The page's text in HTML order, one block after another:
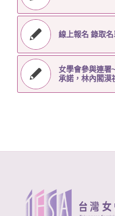
線上報名 錄取名
女學會參與連署
承諾，林內閣漠